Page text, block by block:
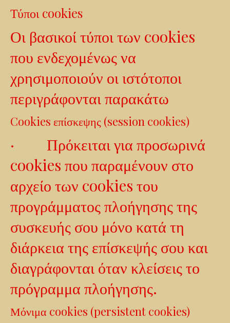
Τύποι cookies
Οι βασικοί τύποι των cookies
που ενδεχομένως να
χρησιμοποιούν οι ιστότοποι
περιγράφονται παρακάτω
Cookies επίσκεψης (session cookies)
· Πρόκειται για προσωρινά
cookies που παραμένουν στο
αρχείο των cookies του
προγράμματος πλοήγησης της
συσκευής σου μόνο κατά τη
διάρκεια της επίσκεψής σου και
διαγράφονται όταν κλείσεις το
πρόγραμμα πλοήγησης.
Μόνιμα cookies (persistent cookies)